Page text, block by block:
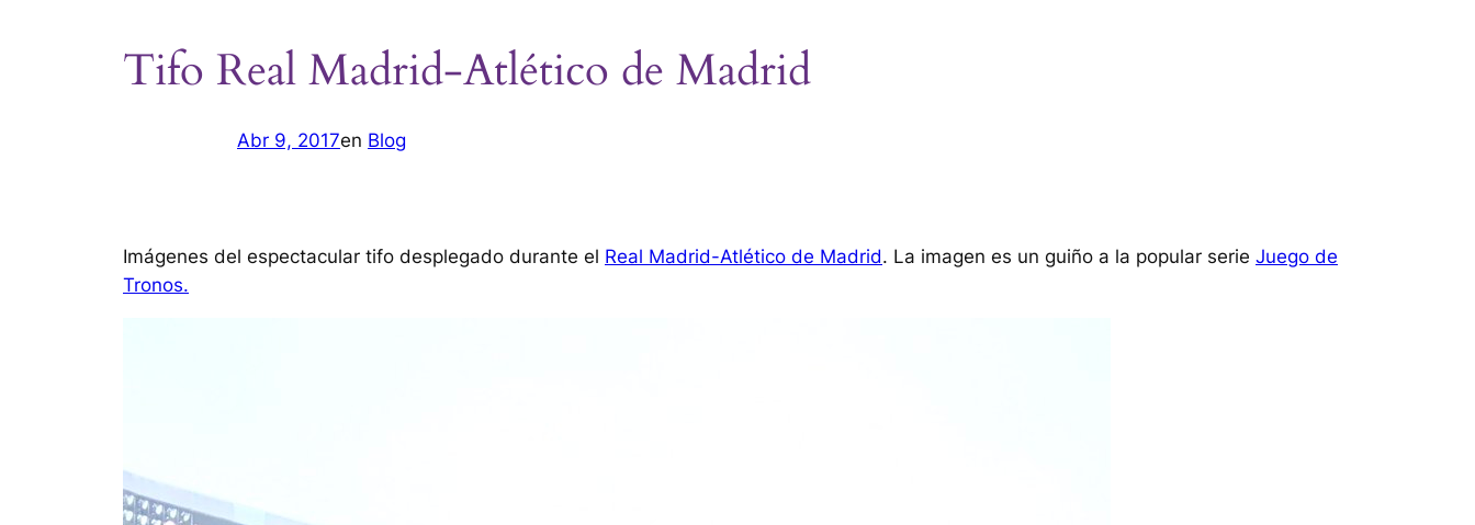
Tifo Real Madrid-Atlético de Madrid
Abr 9, 2017en Blog
Imágenes del espectacular tifo desplegado durante el Real Madrid-Atlético de Madrid. La imagen es un guiño a la popular serie Juego de
Tronos.